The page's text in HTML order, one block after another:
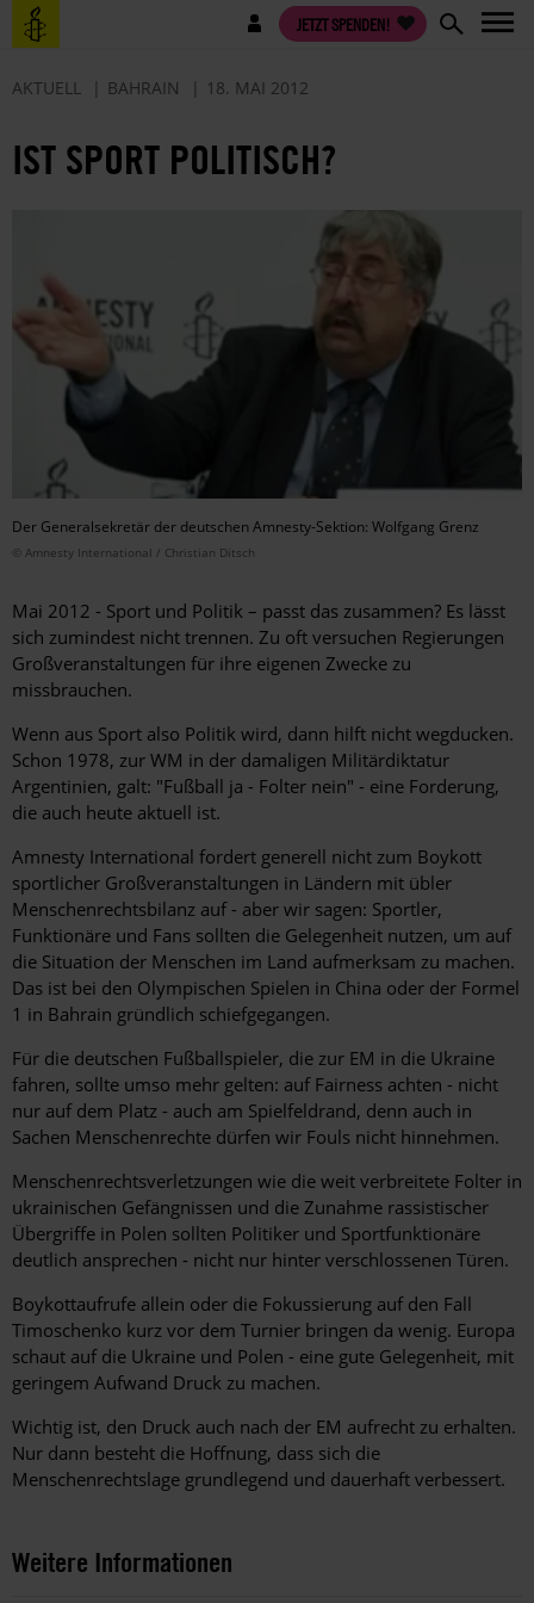
Direkt
zum
Benutzermenü JETZT SPENDEN!
AKTUELL BAHRAIN 18. MAI 2012
IST SPORT POLITISCH?
Der Generalsekretär der deutschen Amnesty-Sektion: Wolfgang Grenz
© Amnesty International / Christian Ditsch
Mai 2012 - Sport und Politik – passt das zusammen? Es lässt
sich zumindest nicht trennen. Zu oft versuchen Regierungen
Großveranstaltungen für ihre eigenen Zwecke zu
missbrauchen.
Wenn aus Sport also Politik wird, dann hilft nicht wegducken.
Schon 1978, zur WM in der damaligen Militärdiktatur
Argentinien, galt: "Fußball ja - Folter nein" - eine Forderung,
die auch heute aktuell ist.
Amnesty International fordert generell nicht zum Boykott
sportlicher Großveranstaltungen in Ländern mit übler
Menschenrechtsbilanz auf - aber wir sagen: Sportler,
Funktionäre und Fans sollten die Gelegenheit nutzen, um auf
die Situation der Menschen im Land aufmerksam zu machen.
Das ist bei den Olympischen Spielen in China oder der Formel
1 in Bahrain gründlich schiefgegangen.
Für die deutschen Fußballspieler, die zur EM in die Ukraine
fahren, sollte umso mehr gelten: auf Fairness achten - nicht
nur auf dem Platz - auch am Spielfeldrand, denn auch in
Sachen Menschenrechte dürfen wir Fouls nicht hinnehmen.
Menschenrechtsverletzungen wie die weit verbreitete Folter in
ukrainischen Gefängnissen und die Zunahme rassistischer
Übergriffe in Polen sollten Politiker und Sportfunktionäre
deutlich ansprechen - nicht nur hinter verschlossenen Türen.
Boykottaufrufe allein oder die Fokussierung auf den Fall
Timoschenko kurz vor dem Turnier bringen da wenig. Europa
schaut auf die Ukraine und Polen - eine gute Gelegenheit, mit
geringem Aufwand Druck zu machen.
Wichtig ist, den Druck auch nach der EM aufrecht zu erhalten.
Nur dann besteht die Hoffnung, dass sich die
Menschenrechtslage grundlegend und dauerhaft verbessert.
Weitere Informationen